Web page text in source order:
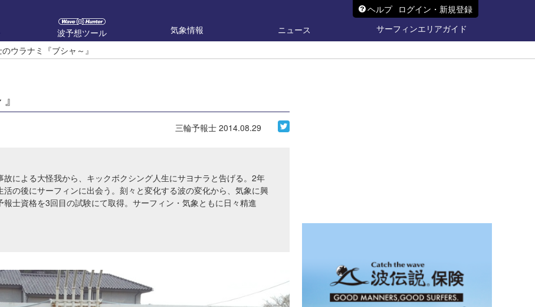
ヘルプ ログイン・新規登録
波予想ツール 気象情報 ニュース
サーフィンエリアガイド
ウラナミ『ブシャ～』
三輪予報士 2014.08.29
故による大怪我から、キックボクシング人生にサヨナラと告げる。2年
活の後にサーフィンに出会う。刻々と変化する波の変化から、気象に興
報士資格を3回目の試験にて取得。サーフィン・気象ともに日々精進